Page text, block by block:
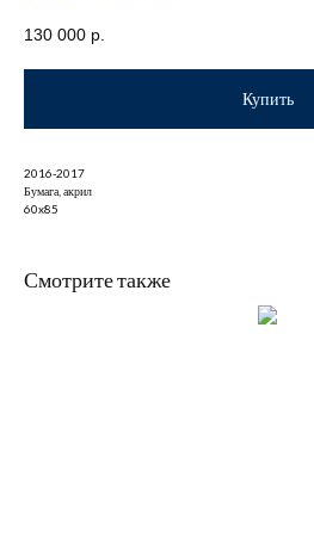
130 000 р.
Купить
2016-2017
Бумага, акрил
60x85
Смотрите также